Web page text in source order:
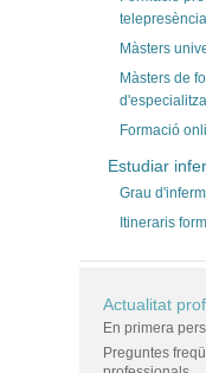
telepresència
Màsters
Màsters de
Formació
Estudiar
Grau
Itineraris
Actualitat
En primera
Preguntes